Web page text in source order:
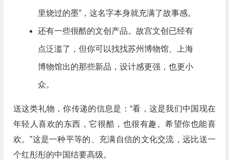
里烧过的墨”，这名字本身就充满了故事感。
还有一些很酷的文创产品。故宫文创已经有
点泛滥了，但你可以找找苏州博物馆、上海
博物馆出的那些新品，设计感更强，也更小
众。
送这类礼物，你传递的信息是：“看，这是我们中国现在
年轻人喜欢的东西，它很酷，也很有趣。希望你也能喜
欢。”这是一种平等的、充满自信的文化交流，远比送一
个红彤彤的中国结要高级。